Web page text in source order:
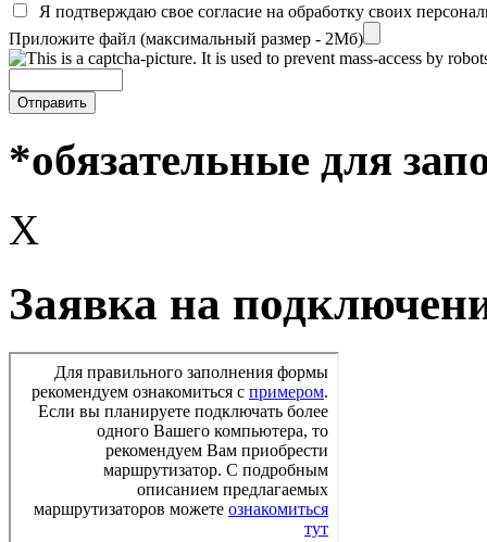
Я подтверждаю свое согласие на обработку своих
Приложите файл (максимальный размер - 2Мб)
*обязательные для
X
Заявка на